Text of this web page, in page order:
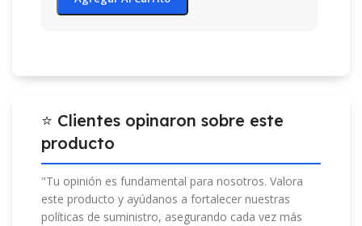
⭐ Clientes opinaron sobre este
producto
"Tu opinión es fundamental para nosotros. Valora
este producto y ayúdanos a fortalecer nuestras
políticas de suministro, asegurando cada vez más